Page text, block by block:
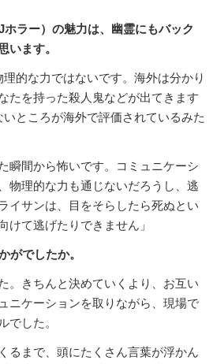
ラー）の魅力は、幽霊にもバック
います。
的な力ではないです。海外は分かり
たを持った殺人鬼などが出てきます
ところが海外で評価されているみた
瞬間から怖いです。コミュニケーシ
物理的な力も通じないだろうし、逃
イサンは、目をそらしたら死ぬとい
けて逃げたりできません」
がでしたか。
。きちんと決めていくより、お互い
ニケーションを取りながら、現場で
でした。
るまで、頭にたくさん言葉が浮かん